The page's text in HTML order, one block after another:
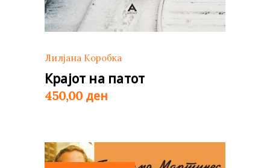
Лилјана Коробка
Крајот на патот
450,00 ден